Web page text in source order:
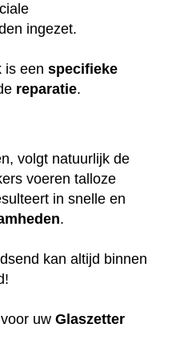
ingezet.
is een specifieke
reparatie.
volgt natuurlijk de
voeren talloze
in snelle en
.
kan altijd binnen
voor uw Glaszetter